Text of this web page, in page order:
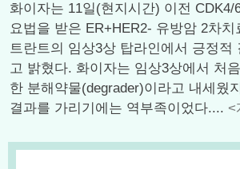
화이자는 11일(현지시간) 이전 CDK4/
요법을 받은 ER+HER2- 유방암 2차
트란트의 임상3상 탑라인에서 긍정적
고 밝혔다. 화이자는 임상3상에서 처
한 분해약물(degrader)이라고 내세웠
결과를 가리기에는 역부족이었다.... <